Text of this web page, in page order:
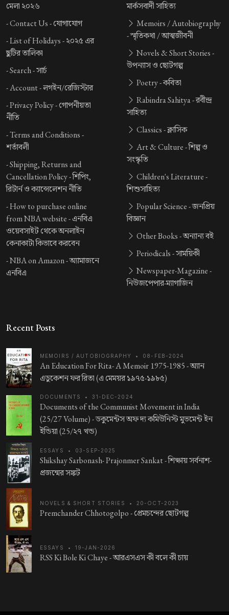
মেলা ২০২৬
-Contact Us -যোগাযোগ
-List of Holidays -২০২৫ এর
ছুটির তালিকা
-Search -সার্চ
-Account -লগইন/রেজিস্টার
-Privacy Policy -গোপনীয়তা
নীতি
-Terms and Conditions -
শর্তাবলী
-Shipping, Returns and
Cancellation Policy -শিপিং,
রিটার্ন ও ক্যান্সেলেশন নীতি
-How to purchase online
from NBA website -এনবিএ
ওয়েবসাইট থেকে অনলাইন
কেনাকাটা কিভাবে করবেন
-NBA on Amazon -অ্যামাজনে
এনবিএ
মার্কসবাদী সাহিত্য
Memoirs / Autobiography
-স্মৃতিকথা / আত্মজীবনী
Novels & Short Stories -
উপন্যাস ও ছোটগল্প
Poetry -কবিতা
Rabindra Sahitya -রবীন্দ্র
সাহিত্য
Classics -ক্লাসিক
Art & Culture -শিল্প ও
সংস্কৃতি
Children's Literature -
শিশুসাহিত্য
Popular Science -জনপ্রিয়
বিজ্ঞান
Other Books -অন্যান্য বই
Periodicals -সাময়িকী
Newspaper-Magazine -
নিউজপেপার-ম্যাগাজিন
Recent Posts
MEMOIRS / AUTOBIOGRAPHY • 08-FEB-2024
An Education For Rita- A Memoir 1975-1985 -অ্যান
এডুকেশন ফর রিতা (এ মেময়র ১৯৭৫-১৯৮৫)
DOCUMENTS • 31-DEC-2024
Documents of the Communist Movement in India
(25/27 Volume) -ডকুমেন্টস অফ দ্য কমিউনিস্ট মুভমেন্ট ইন
ইন্ডিয়া (25/২৭ খন্ড)
ESSAYS • 03-SEP-2025
Shikshay Sarbonash- Prajonmer Sankat -শিক্ষায় সর্বনাশ-
প্রজন্মের সঙ্কট
NOVELS & SHORT STORIES • 20-OCT-2023
Premchander Chhotogolpo -প্রেমচন্দের ছোটগল্প
ESSAYS • 19-JAN-2026
RSS Ki Bole Ki Chaye -আরএসএস কী বলে কী চায়